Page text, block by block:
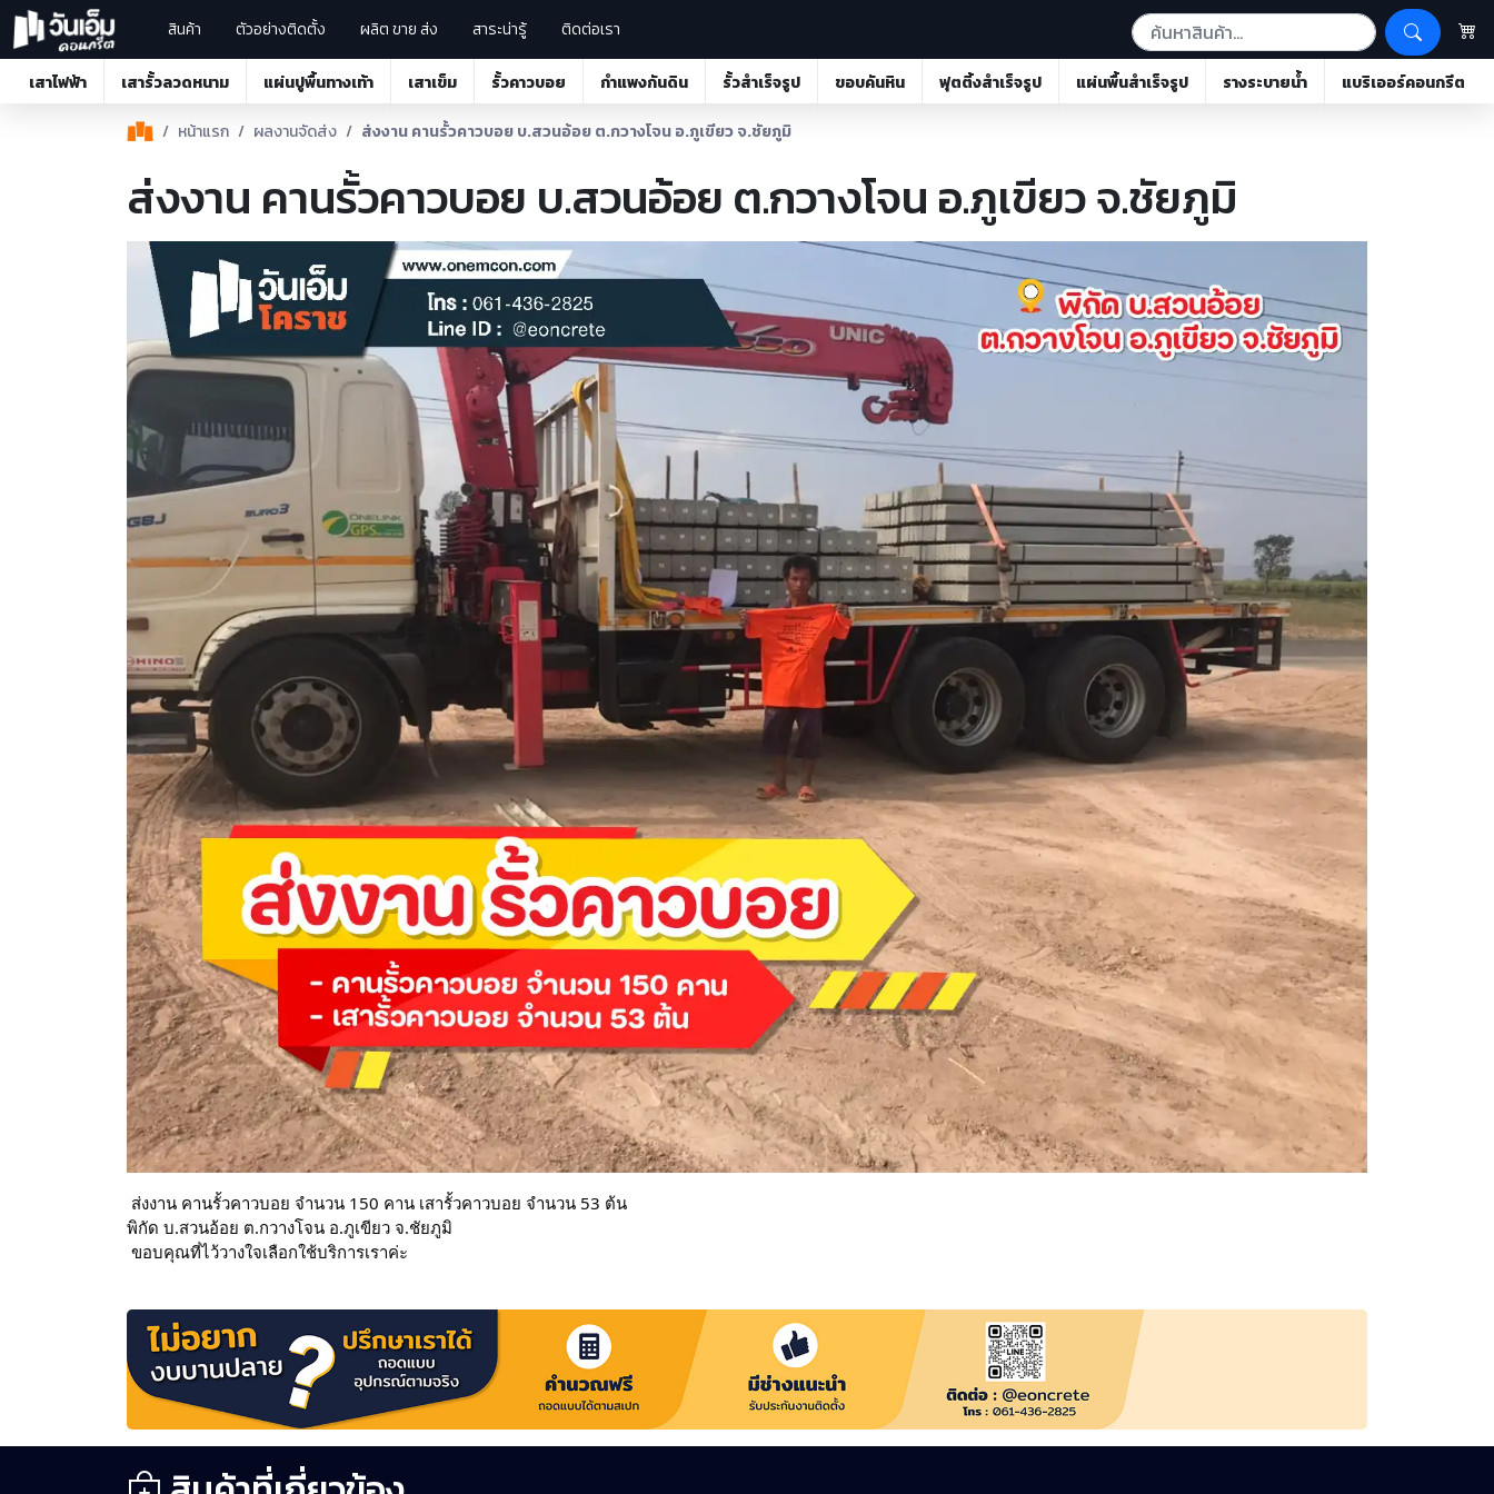
สินค้า ตัวอย่างติดตั้ง ผลิต ขาย ส่ง สาระน่ารู้ ติดต่อเรา
เสาไฟฟ้า เสารั้วลวดหนาม แผ่นปูพื้นทางเท้า เสาเข็ม รั้วคาวบอย กำแพงกันดิน รั้วสำเร็จรูป ขอบคันหิน ฟุตติ้งสำเร็จรูป แผ่นพื้นสำเร็จรูป รางระบายน้ำ แบริเออร์คอนกรีต
หน้าแรก ผลงานจัดส่ง ส่งงาน คานรั้วคาวบอย บ.สวนอ้อย ต.กวางโจน อ.ภูเขียว จ.ชัยภูมิ
ส่งงาน คานรั้วคาวบอย บ.สวนอ้อย ต.กวางโจน อ.ภูเขียว จ.ชัยภูมิ
ส่งงาน คานรั้วคาวบอย จำนวน 150 คาน เสารั้วคาวบอย จำนวน 53 ต้น
พิกัด บ.สวนอ้อย ต.กวางโจน อ.ภูเขียว จ.ชัยภูมิ
ขอบคุณที่ไว้วางใจเลือกใช้บริการเราค่ะ